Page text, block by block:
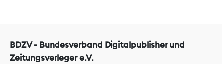
BDZV - Bundesverband Digitalpublisher und
Zeitungsverleger e.V.